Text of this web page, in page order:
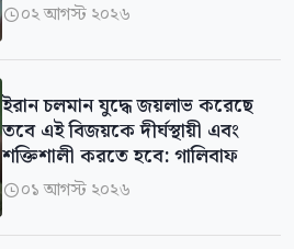
০২ আগস্ট ২০২৬
ইরান চলমান যুদ্ধে জয়লাভ করেছে
তবে এই বিজয়কে দীর্ঘস্থায়ী এবং
শক্তিশালী করতে হবে: গালিবাফ
০১ আগস্ট ২০২৬